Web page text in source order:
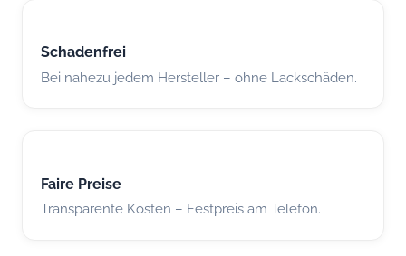
Schadenfrei
Bei nahezu jedem Hersteller – ohne Lackschäden.
Faire Preise
Transparente Kosten – Festpreis am Telefon.